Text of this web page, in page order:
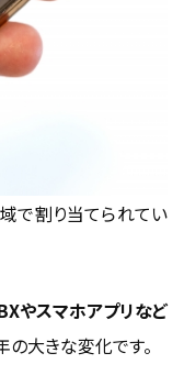
で割り当てられてい
やスマホアプリなど
の大きな変化です。